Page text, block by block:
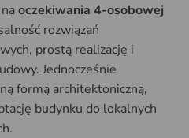
oczekiwania 4-osobowej
rozwiązań
prostą realizację i
Jednocześnie
formą architektoniczną,
budynku do lokalnych